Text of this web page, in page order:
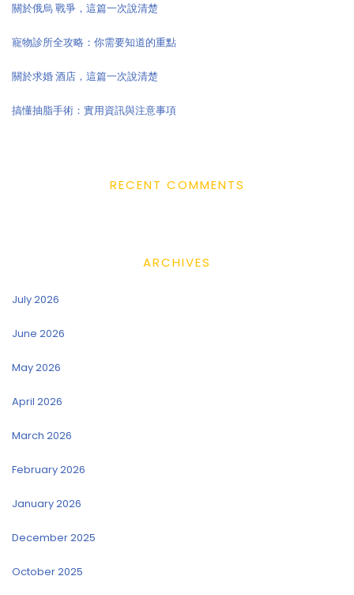
關於俄烏 戰爭，這篇一次說清楚
寵物診所全攻略：你需要知道的重點
關於求婚 酒店，這篇一次說清楚
搞懂抽脂手術：實用資訊與注意事項
RECENT COMMENTS
ARCHIVES
July 2026
June 2026
May 2026
April 2026
March 2026
February 2026
January 2026
December 2025
October 2025